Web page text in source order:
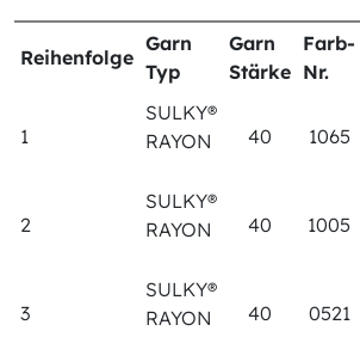
Reihenfolge
Garn
Typ
Garn
Stärke
Farb-
Nr.
1
SULKY®
RAYON
40 1065
2
SULKY®
RAYON
40 1005
3
SULKY®
RAYON
40 0521